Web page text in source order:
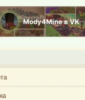
Mody4Mine в VK